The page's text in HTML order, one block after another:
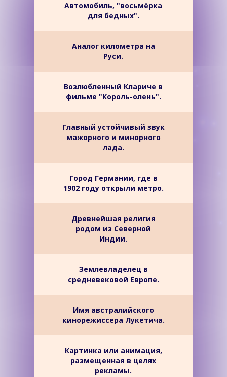
Автомобиль, "восьмёрка
для бедных".
Аналог километра на
Руси.
Возлюбленный Клариче в
фильме "Король-олень".
Главный устойчивый звук
мажорного и минорного
лада.
Город Германии, где в
1902 году открыли метро.
Древнейшая религия
родом из Северной
Индии.
Землевладелец в
средневековой Европе.
Имя австралийского
кинорежиссера Лукетича.
Картинка или анимация,
размещенная в целях
рекламы.